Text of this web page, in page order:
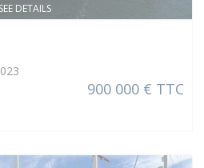
SEE DETAILS
900 000 € TTC